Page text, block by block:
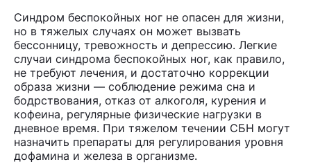
Синдром беспокойных ног не опасен для жизни,
но в тяжелых случаях он может вызвать
бессонницу, тревожность и депрессию. Легкие
случаи синдрома беспокойных ног, как правило,
не требуют лечения, и достаточно коррекции
образа жизни — соблюдение режима сна и
бодрствования, отказ от алкоголя, курения и
кофеина, регулярные физические нагрузки в
дневное время. При тяжелом течении СБН могут
назначить препараты для регулирования уровня
дофамина и железа в организме.